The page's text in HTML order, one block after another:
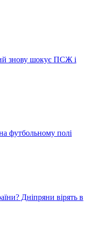
знову шокує ПСЖ і
полі
Дніпряни вірять в